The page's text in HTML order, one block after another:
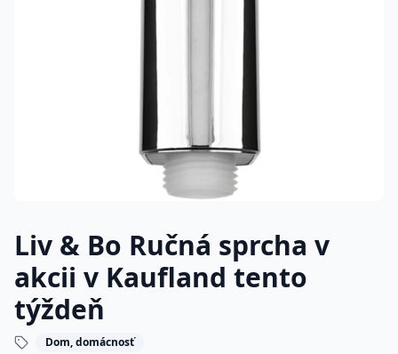
Liv & Bo Ručná sprcha v
akcii v Kaufland tento
týždeň
Dom, domácnosť